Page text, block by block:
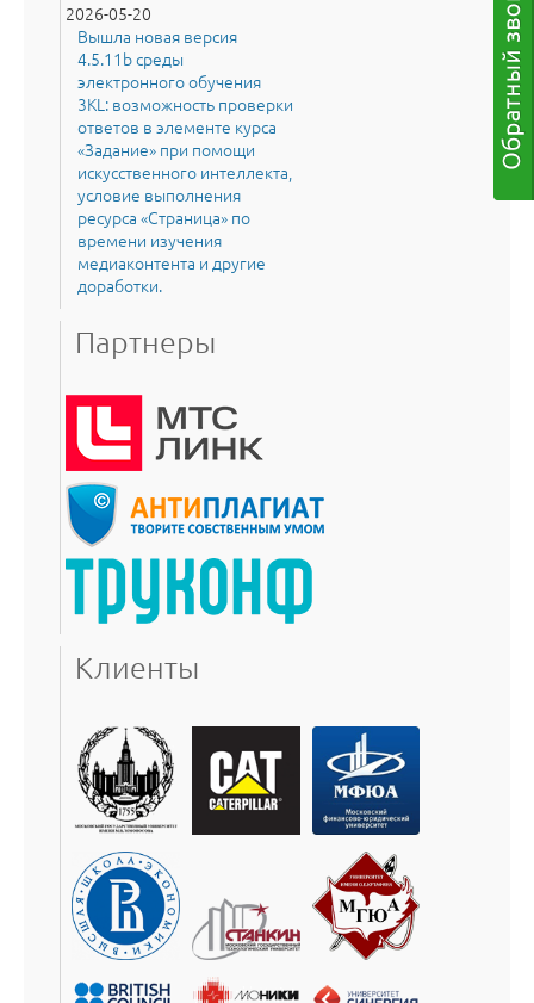
2026-05-20
Вышла новая версия
4.5.11b среды
электронного обучения
3KL: возможность проверки
ответов в элементе курса
«Задание» при помощи
искусственного интеллекта,
условие выполнения
ресурса «Страница» по
времени изучения
медиаконтента и другие
доработки.
Партнеры
Клиенты